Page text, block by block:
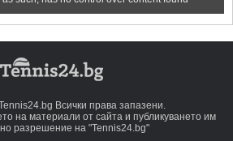
Всички права запазени.
на материали от сайта и публикуването им
разрешение на "Tennis24.bg"